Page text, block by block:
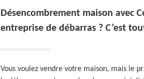
Désencombrement maison avec
entreprise de débarras ? C’est
Vous voulez vendre votre maison, mais le